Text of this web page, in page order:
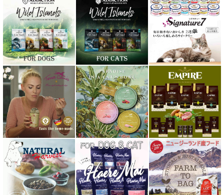
ネイチャーベット NaturVet
バーキングヘッズ BARKING HEADS
ハーロウブレンド Harlow Blend
バイオトロール・バイオフレッシュ Byotrol
バリアサプリ
Haere Mai ハレマエ
阪急ハロードッグ
プロバイオデンタルPet
ビィ・ナチュラル be-NatuRal